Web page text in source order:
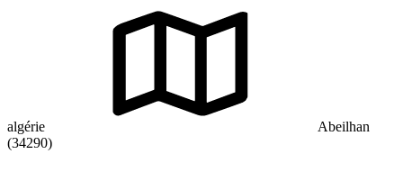
algérie
Abeilhan
(34290)